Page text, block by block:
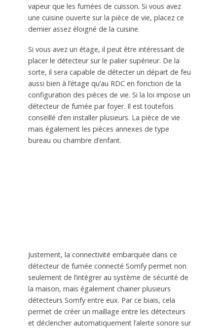
vapeur que les fumées de cuisson. Si vous avez
une cuisine ouverte sur la pièce de vie, placez ce
dernier assez éloigné de la cuisine.
Si vous avez un étage, il peut être intéressant de
placer le détecteur sur le palier supérieur. De la
sorte, il sera capable de détecter un départ de feu
aussi bien à l’étage qu’au RDC en fonction de la
configuration des pièces de vie. Si la loi impose un
détecteur de fumée par foyer. Il est toutefois
conseillé d’en installer plusieurs. La pièce de vie
mais également les pièces annexes de type
bureau ou chambre d’enfant.
Justement, la connectivité embarquée dans ce
détecteur de fumée connecté Somfy permet non
seulement de l’intégrer au système de sécurité de
la maison, mais également chainer plusieurs
détecteurs Somfy entre eux. Par ce biais, cela
permet de créer un maillage entre les détecteurs
et déclencher automatiquement l’alerte sonore sur